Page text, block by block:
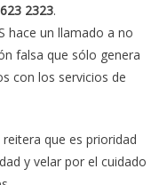
2323.
hace un llamado a no
falsa que sólo genera
con los servicios de
que es prioridad
y velar por el cuidado